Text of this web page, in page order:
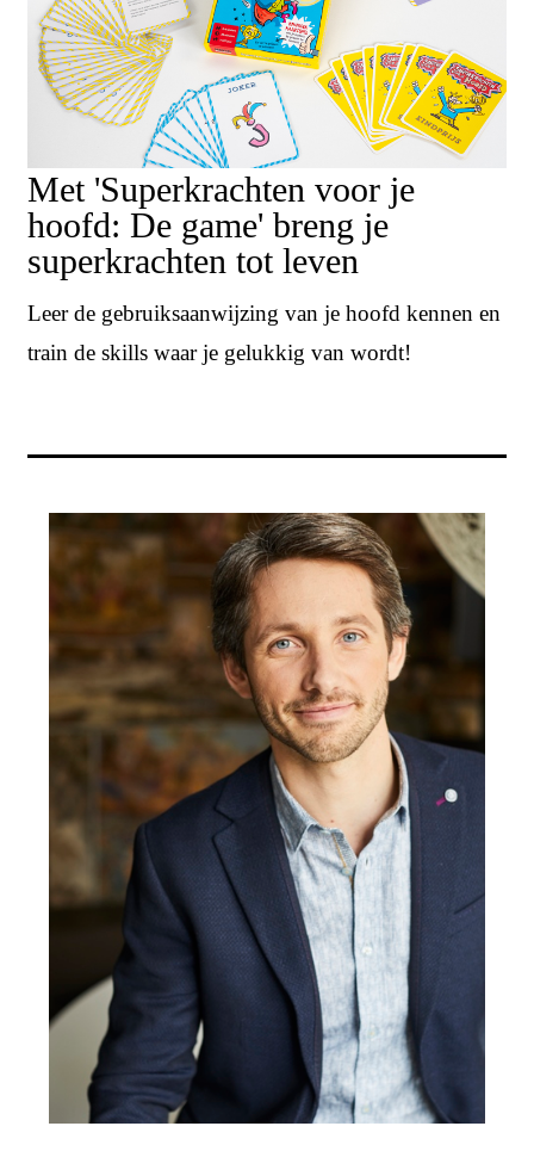
Met 'Superkrachten voor je
hoofd: De game' breng je
superkrachten tot leven
Leer de gebruiksaanwijzing van je hoofd kennen en
train de skills waar je gelukkig van wordt!